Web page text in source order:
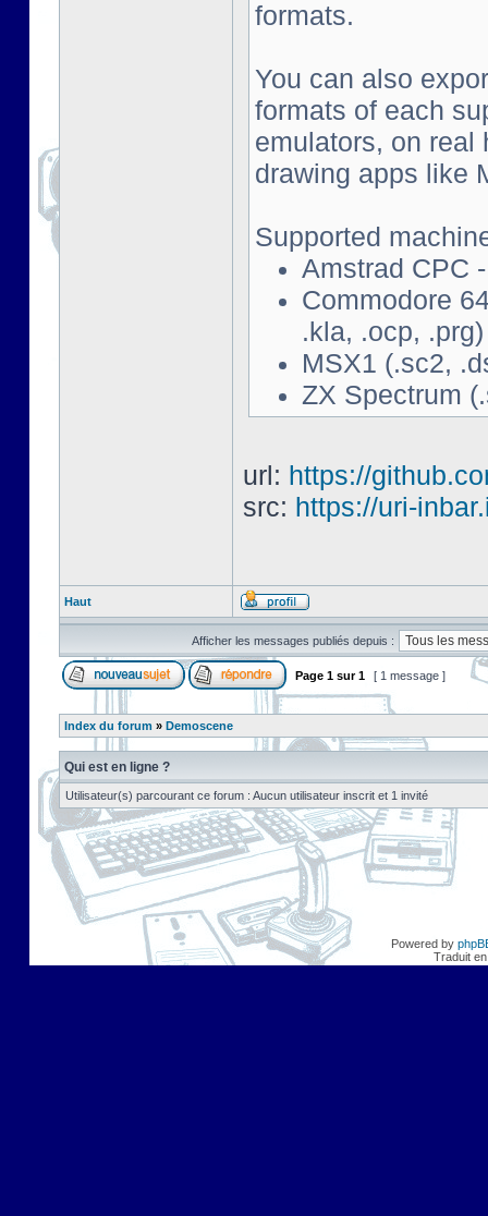
formats.
You can also
formats of each
emulators, on real
drawing apps like
Supported
Amstrad CPC
Commodore
.kla, .ocp, .prg)
MSX1 (.sc2,
ZX Spectrum
url: https://
src: https://uri-
Haut
Afficher les messages publiés depuis :
Page 1 sur1 [ 1 message ]
Index du forum » Demoscene
Qui est en ligne ?
Utilisateur(s) parcourant ce forum : Aucun utilisateur inscrit et 1 invité
Powered by
Traduit